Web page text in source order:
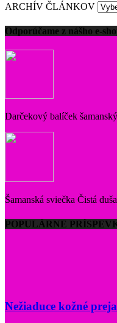
ARCHÍV ČLÁNKOV
Odporúčame z nášho e-
Darčekový balíček
Šamanská sviečka Čistá
POPULÁRNE
Nežiaduce kožné